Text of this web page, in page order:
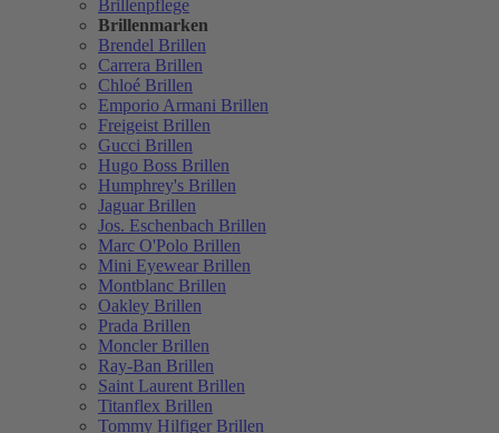
Brillenpflege
Brillenmarken
Brendel Brillen
Carrera Brillen
Chloé Brillen
Emporio Armani Brillen
Freigeist Brillen
Gucci Brillen
Hugo Boss Brillen
Humphrey's Brillen
Jaguar Brillen
Jos. Eschenbach Brillen
Marc O'Polo Brillen
Mini Eyewear Brillen
Montblanc Brillen
Oakley Brillen
Prada Brillen
Moncler Brillen
Ray-Ban Brillen
Saint Laurent Brillen
Titanflex Brillen
Tommy Hilfiger Brillen